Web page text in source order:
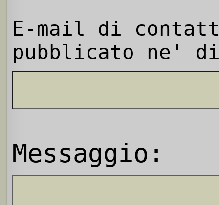
E-mail di
pubblicato ne'
Messaggio: